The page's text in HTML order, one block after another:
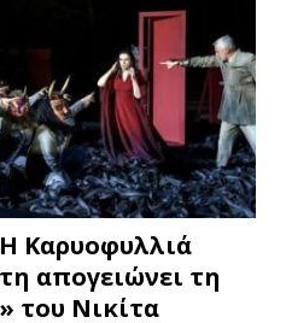
Καρυοφυλλιά
απογειώνει τη
του Νικίτα